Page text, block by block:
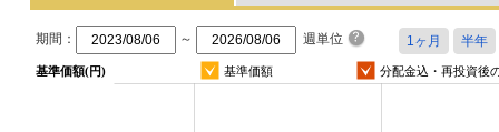
期間： ～ 週単位
基準価額(円) 基準価額 分配金込・再投資後